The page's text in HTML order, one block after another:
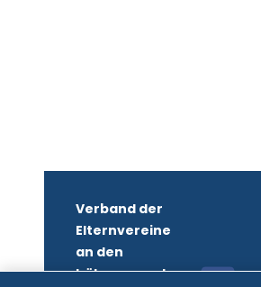
Verband der
Elternvereine
an den
höheren und